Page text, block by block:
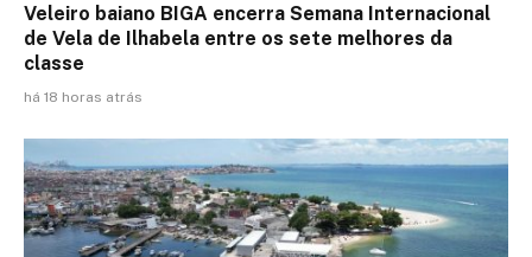
Veleiro baiano BIGA encerra Semana Internacional
de Vela de Ilhabela entre os sete melhores da
classe
há 18 horas atrás